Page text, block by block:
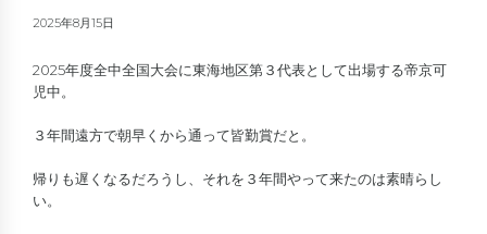
2025年8月15日
2025年度全中全国大会に東海地区第３代表として出場する帝京可
児中。
３年間遠方で朝早くから通って皆勤賞だと。
帰りも遅くなるだろうし、それを３年間やって来たのは素晴らし
い。